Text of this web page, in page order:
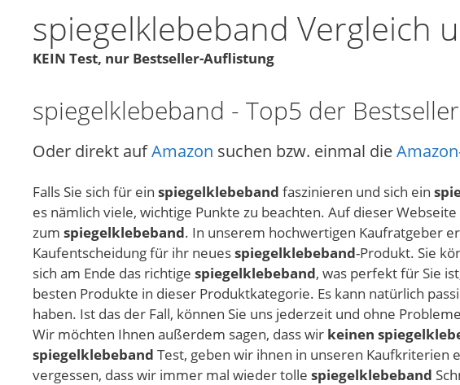
spiegelklebeband Vergleich
KEIN Test, nur Bestseller-Auflistung
spiegelklebeband - Top5 der Bestseller
Oder direkt aufAmazon suchen bzw. einmal die
Falls Sie sich für ein spiegelklebeband faszinieren und sich ein
es nämlich viele, wichtige Punkte zu beachten. Auf dieser
zum spiegelklebeband. In unserem hochwertigen Kaufratgeber
Kaufentscheidung für ihr neuesspiegelklebeband-Produkt. Sie
sich am Ende das richtige spiegelklebeband, was perfekt für Sie
besten Produkte in dieser Produktkategorie. Es kann natürlich
haben. Ist das der Fall, können Sie uns jederzeit und ohne
Wir möchten Ihnen außerdem sagen, dass wir keinen
spiegelklebeband Test, geben wir ihnen in unseren Kaufkriterien
vergessen, dass wir immer mal wieder tolle spiegelklebeband